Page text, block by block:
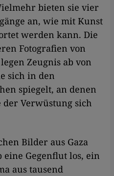
bieten sie vier
an, wie mit Kunst
werden kann. Die
Fotografien von
Zeugnis ab von
sich in den
spiegelt, an denen
der Verwüstung sich
Bilder aus Gaza
eine Gegenflut los, ein
aus tausend